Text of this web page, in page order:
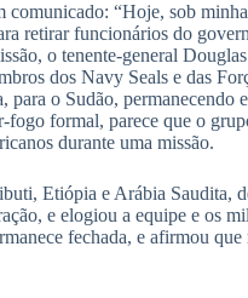
“Hoje, sob
retirar funcionários do
o tenente-general
dos Navy Seals e das
o Sudão, permanecendo
fogo formal, parece que o
durante uma missão.
Etiópia e Arábia Saudita,
e elogiou a equipe e os
fechada, e afirmou